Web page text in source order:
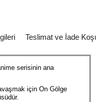
Teslimat ve İade
serisinin ana
için On Gölge